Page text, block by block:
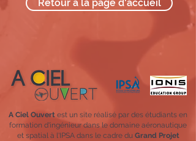
Retour à la page d'accueil
A Ciel Ouvert est un site réalisé par des étudiants en
formation d'ingénieur dans le domaine aéronautique
et spatial à l'IPSA dans le cadre du Grand Projet